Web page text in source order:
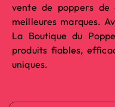
vente de poppers de
meilleures marques.
La Boutique du
produits fiables,
uniques.